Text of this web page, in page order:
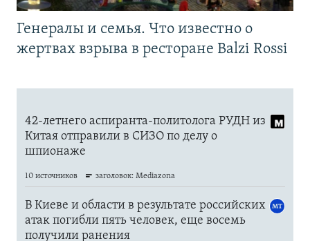
Генералы и семья. Что известно о
жертвах взрыва в ресторане Balzi Rossi